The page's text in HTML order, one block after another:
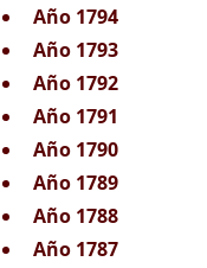
Año 1794
Año 1793
Año 1792
Año 1791
Año 1790
Año 1789
Año 1788
Año 1787